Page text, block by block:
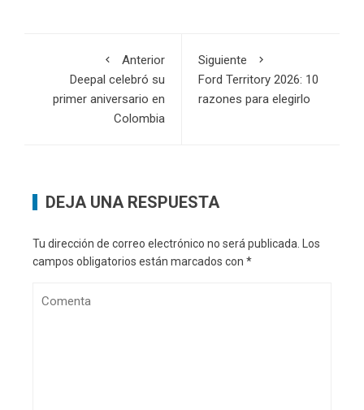
Anterior
Deepal celebró su
primer aniversario en
Colombia
Siguiente
Ford Territory 2026: 10
razones para elegirlo
DEJA UNA RESPUESTA
Tu dirección de correo electrónico no será publicada. Los
campos obligatorios están marcados con *